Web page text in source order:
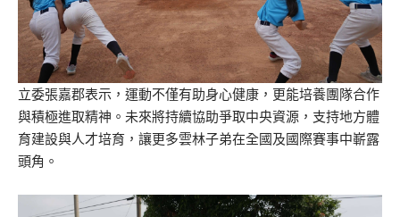
立委張嘉郡表示，運動不僅有助身心健康，更能培養團隊合作
與積極進取精神。未來將持續協助爭取中央資源，支持地方體
育建設與人才培育，讓更多雲林子弟在全國及國際賽事中嶄露
頭角。